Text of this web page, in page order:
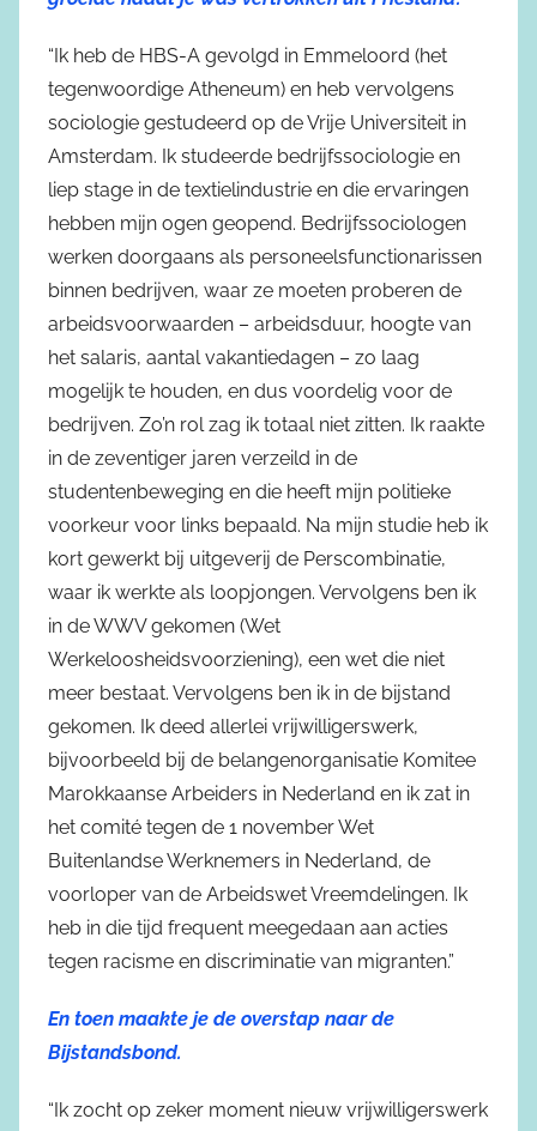
“Ik heb de HBS-A gevolgd in Emmeloord (het
tegenwoordige Atheneum) en heb vervolgens
sociologie gestudeerd op de Vrije Universiteit in
Amsterdam. Ik studeerde bedrijfssociologie en
liep stage in de textielindustrie en die ervaringen
hebben mijn ogen geopend. Bedrijfssociologen
werken doorgaans als personeelsfunctionarissen
binnen bedrijven, waar ze moeten proberen de
arbeidsvoorwaarden – arbeidsduur, hoogte van
het salaris, aantal vakantiedagen – zo laag
mogelijk te houden, en dus voordelig voor de
bedrijven. Zo’n rol zag ik totaal niet zitten. Ik raakte
in de zeventiger jaren verzeild in de
studentenbeweging en die heeft mijn politieke
voorkeur voor links bepaald. Na mijn studie heb ik
kort gewerkt bij uitgeverij de Perscombinatie,
waar ik werkte als loopjongen. Vervolgens ben ik
in de WWV gekomen (Wet
Werkeloosheidsvoorziening), een wet die niet
meer bestaat. Vervolgens ben ik in de bijstand
gekomen. Ik deed allerlei vrijwilligerswerk,
bijvoorbeeld bij de belangenorganisatie Komitee
Marokkaanse Arbeiders in Nederland en ik zat in
het comité tegen de 1 november Wet
Buitenlandse Werknemers in Nederland, de
voorloper van de Arbeidswet Vreemdelingen. Ik
heb in die tijd frequent meegedaan aan acties
tegen racisme en discriminatie van migranten.”
En toen maakte je de overstap naar de
Bijstandsbond.
“Ik zocht op zeker moment nieuw vrijwilligerswerk